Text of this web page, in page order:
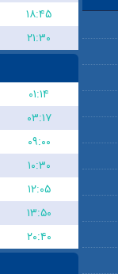
۱۸:۴۵
۲۱:۳۰
۰۱:۱۴
۰۳:۱۷
۰۹:۰۰
۱۰:۳۰
۱۲:۰۵
۱۳:۵۰
۲۰:۴۰